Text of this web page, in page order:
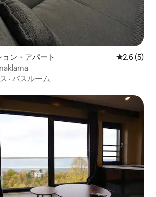
ン・アパート レビュー5
2.6 (5)
· バスルーム